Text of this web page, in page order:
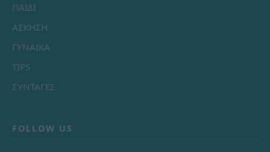
ΠΑΙΔΙ
ΑΣΚΗΣΗ
ΓΥΝΑΙΚΑ
TIPS
ΣΥΝΤΑΓΕΣ
FOLLOW US